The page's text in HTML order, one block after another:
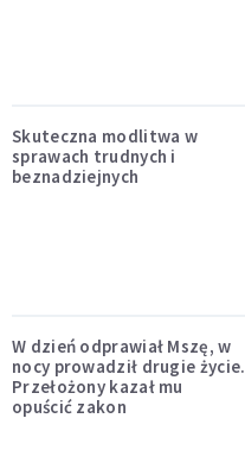
Skuteczna modlitwa w
sprawach trudnych i
beznadziejnych
W dzień odprawiał Mszę, w
nocy prowadził drugie życie.
Przełożony kazał mu
opuścić zakon